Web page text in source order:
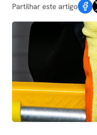
Partilhar este artigo